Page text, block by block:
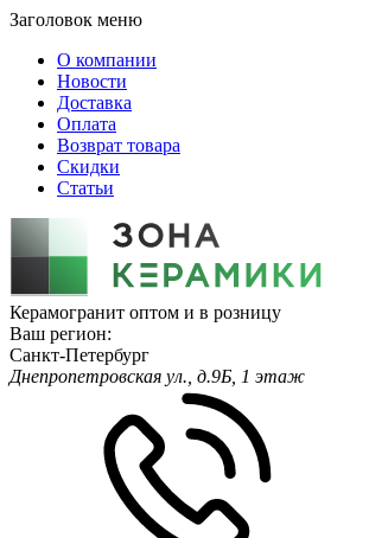
Заголовок меню
О компании
Новости
Доставка
Оплата
Возврат товара
Скидки
Статьи
Керамогранит оптом и в розницу
Ваш регион:
Санкт-Петербург
Днепропетровская ул., д.9Б, 1 этаж